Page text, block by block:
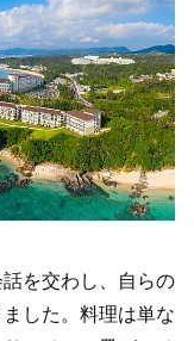
を交わし、自らの
した。料理は単な